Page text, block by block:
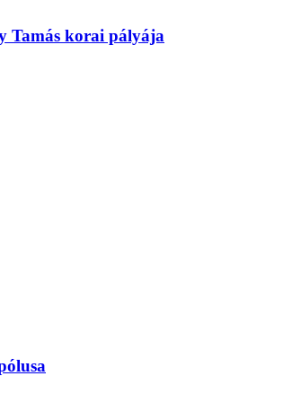
Tamás korai pályája